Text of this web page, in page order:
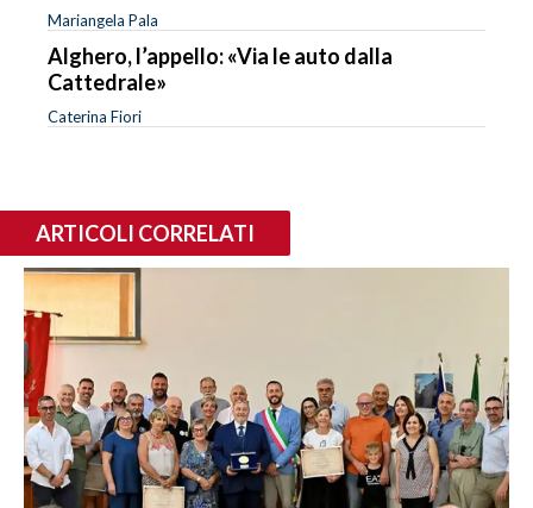
Mariangela Pala
Alghero, l’appello: «Via le auto dalla
Cattedrale»
Caterina Fiori
ARTICOLI CORRELATI